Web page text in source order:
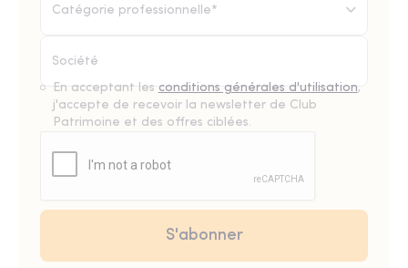
Catégorie professionnelle*
En acceptant les conditions générales d'utilisation,
j'accepte de recevoir la newsletter de Club
Patrimoine et des offres ciblées.